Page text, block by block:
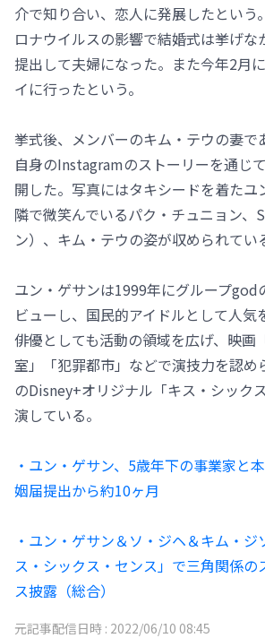
介で知り合い、恋人に発展したという
ロナウイルスの影響で結婚式は挙げな
提出して夫婦になった。また今年2月
イに行ったという。
挙式後、メンバーのキム・テウの妻で
自身のInstagramのストーリーを通じ
開した。写真にはタキシードを着たユ
隣で微笑んでいるパク・チュニョン、
ン）、キム・テウの姿が収められてい
ユン・ゲサンは1999年にグループgod
ビューし、国民的アイドルとして人気
俳優としても活動の領域を広げ、映画
室」「犯罪都市」などで演技力を認め
のDisney+オリジナル「キス・シック
演している。
・ユン・ゲサン、5歳年下の事業家と
姻届提出から約10ヶ月
・ユン・ゲサン＆ソ・ジヘ＆キム・
ス・シックス・センス」で三角関係の
ス披露（総合）
元記事配信日時 : 2022/06/10 08:45